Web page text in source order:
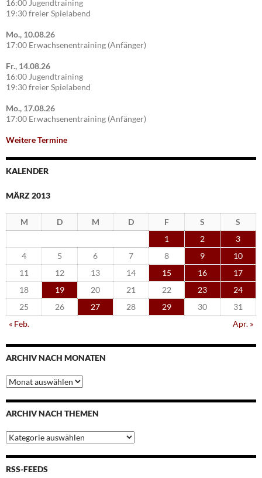
16:00 Jugendtraining
19:30 freier Spielabend
Mo., 10.08.26
17:00 Erwachsenentraining (Anfänger)
Fr., 14.08.26
16:00 Jugendtraining
19:30 freier Spielabend
Mo., 17.08.26
17:00 Erwachsenentraining (Anfänger)
Weitere Termine
KALENDER
MÄRZ 2013
M D M D F S
S
1
2
3
4
5 6 7 8 9
10
11
12 13 14 15 16
17
18
19 20 21 22 23
24
25
26 27 28 29 30
31
« Feb.
Apr. »
ARCHIV NACH MONATEN
Archiv
nach
Monaten
ARCHIV NACH THEMEN
Archiv
nach
Themen
RSS-FEEDS